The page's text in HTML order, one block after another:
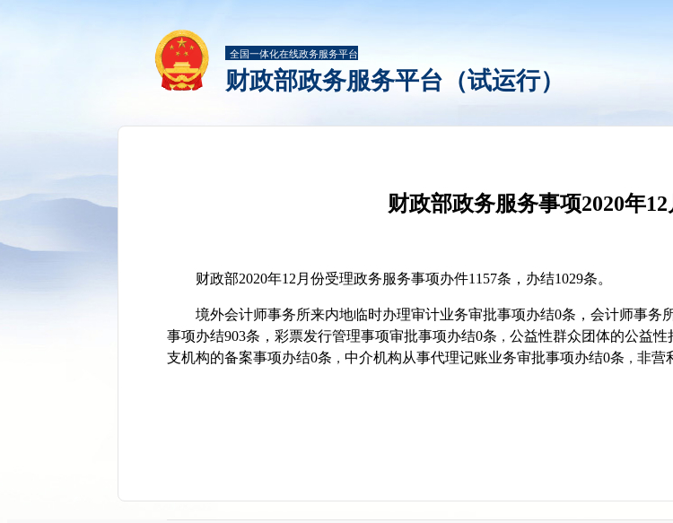
全国一体化在线政务服务平台
财政部政务服务平台（试运行）
财政部政务服务事项2020年
财政部2020年12月份受理政务服务事项办件1157条，办结1029条。
境外会计师事务所来内地临时办理审计业务审批事项办结0条，会计师事务
事项办结903条 ， 彩票发行管理事项审批事项办结0条 ， 公益性群众团体的公益性
支机构的备案事项办结0条 ， 中介机构从事代理记账业务审批事项办结0条 ， 非营